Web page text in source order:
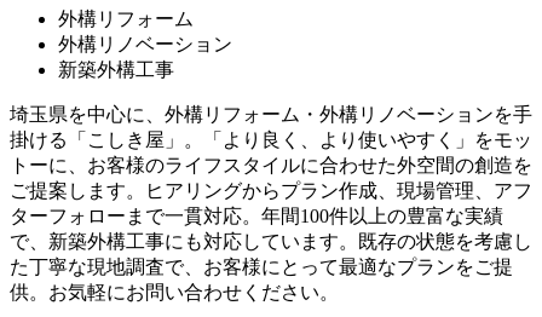
外構リフォーム
外構リノベーション
新築外構工事
埼玉県を中心に、外構リフォーム・外構リノベーションを手
掛ける「こしき屋」。「より良く、より使いやすく」をモッ
トーに、お客様のライフスタイルに合わせた外空間の創造を
ご提案します。ヒアリングからプラン作成、現場管理、アフ
ターフォローまで一貫対応。年間100件以上の豊富な実績
で、新築外構工事にも対応しています。既存の状態を考慮し
た丁寧な現地調査で、お客様にとって最適なプランをご提
供。お気軽にお問い合わせください。